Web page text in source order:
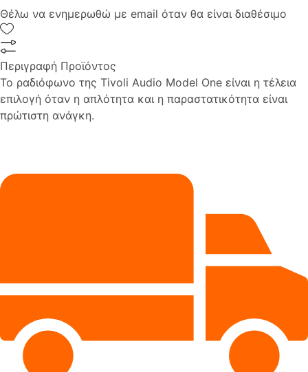
Θέλω να ενημερωθώ με email όταν θα είναι διαθέσιμο
Περιγραφή Προϊόντος
Το ραδιόφωνο της Tivoli Audio Model One είναι η τέλεια
επιλογή όταν η απλότητα και η παραστατικότητα είναι
πρώτιστη ανάγκη.